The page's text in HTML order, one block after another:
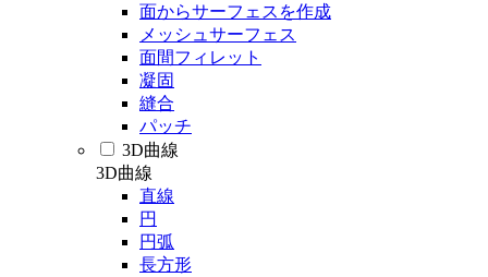
面からサーフェスを作成
メッシュサーフェス
面間フィレット
凝固
縫合
パッチ
3D曲線
3D曲線
直線
円
円弧
長方形